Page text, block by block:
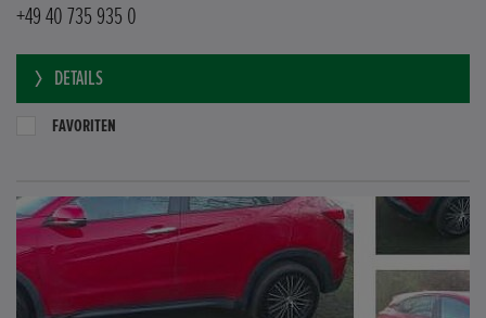
+49 40 735 935 0
DETAILS
FAVORITEN